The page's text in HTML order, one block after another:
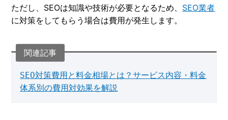
ただし、SEOは知識や技術が必要となるため、 SEO業者
に対策をしてもらう場合は費用が発生します。
SEO対策費用と料金相場とは？サービス内容・料金
体系別の費用対効果を解説